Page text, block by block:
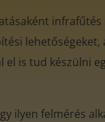
el is tud készülni
ilyen felmérés